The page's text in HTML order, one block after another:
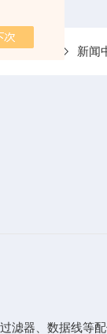
置：首页 新闻
滤器、数据线等